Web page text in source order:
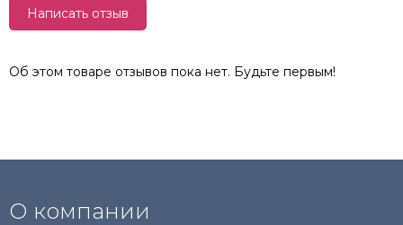
Написать отзыв
Об этом товаре отзывов пока нет. Будьте первым!
О компании